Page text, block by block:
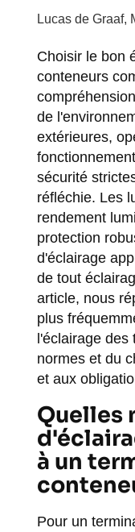
Lucas de Graaf,
Choisir le bon
conteneurs
de
extérieures,
sécurité
réfléchie. Les
rendement
protection
d'éclairage
de tout
article, nous
plus
l'éclairage des
normes et du
et aux
Quelles
à un
Pour un